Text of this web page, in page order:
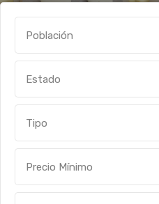
Población
Estado
Tipo
Precio Mínimo